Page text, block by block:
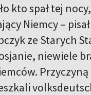
kto spał tej
Niemcy –
ze Starych
niewiele